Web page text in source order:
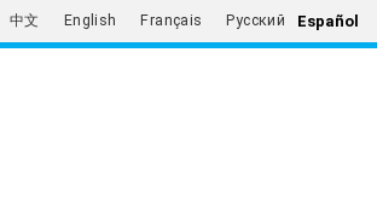
中文 English Français Русский Español